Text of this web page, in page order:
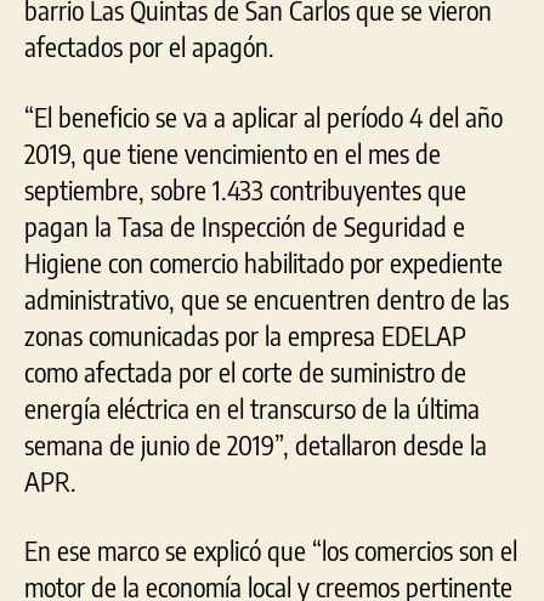
barrio Las Quintas de San Carlos que se vieron
afectados por el apagón.
“El beneficio se va a aplicar al período 4 del año
2019, que tiene vencimiento en el mes de
septiembre, sobre 1.433 contribuyentes que
pagan la Tasa de Inspección de Seguridad e
Higiene con comercio habilitado por expediente
administrativo, que se encuentren dentro de las
zonas comunicadas por la empresa EDELAP
como afectada por el corte de suministro de
energía eléctrica en el transcurso de la última
semana de junio de 2019”, detallaron desde la
APR.
En ese marco se explicó que “los comercios son el
motor de la economía local y creemos pertinente